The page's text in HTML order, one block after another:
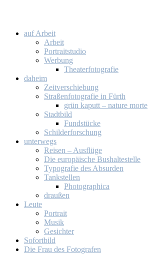
auf Ar­beit
Ar­beit
Por­trait­stu­dio
Wer­bung
Thea­ter­fo­to­gra­fie
da­heim
Zeit­ver­schie­bung
Stra­ßen­fo­to­gra­fie in Fürth
grün ka­putt – na­tu­re mor­te
Stadt­bild
Fund­stü­cke
Schil­der­for­schung
un­ter­wegs
Rei­sen – Aus­flü­ge
Die eu­ro­päi­sche Bus­hal­te­stel­le
Ty­po­gra­fie des Ab­sur­den
Tank­stel­len
Pho­to­gra­phi­ca
drau­ßen
Leu­te
Por­trait
Mu­sik
Ge­sich­ter
So­fort­bild
Die Frau des Fo­to­gra­fen